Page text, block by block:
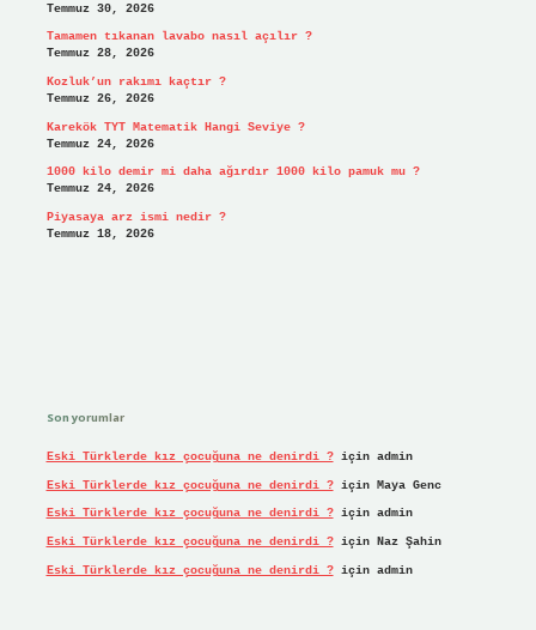
Temmuz 30, 2026
Tamamen tıkanan lavabo nasıl açılır ?
Temmuz 28, 2026
Kozluk’un rakımı kaçtır ?
Temmuz 26, 2026
Karekök TYT Matematik Hangi Seviye ?
Temmuz 24, 2026
1000 kilo demir mi daha ağırdır 1000 kilo pamuk mu ?
Temmuz 24, 2026
Piyasaya arz ismi nedir ?
Temmuz 18, 2026
Son yorumlar
Eski Türklerde kız çocuğuna ne denirdi ?için admin
Eski Türklerde kız çocuğuna ne denirdi ?için Maya Genc
Eski Türklerde kız çocuğuna ne denirdi ?için admin
Eski Türklerde kız çocuğuna ne denirdi ?için Naz Şahin
Eski Türklerde kız çocuğuna ne denirdi ?için admin